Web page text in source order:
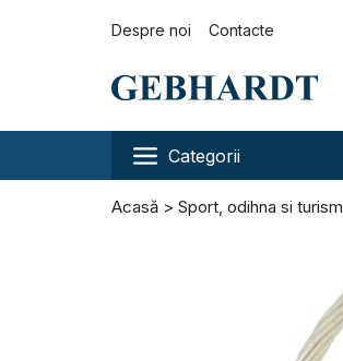
Despre noi Contacte
Categorii
Acasă Sport, odihna si turism